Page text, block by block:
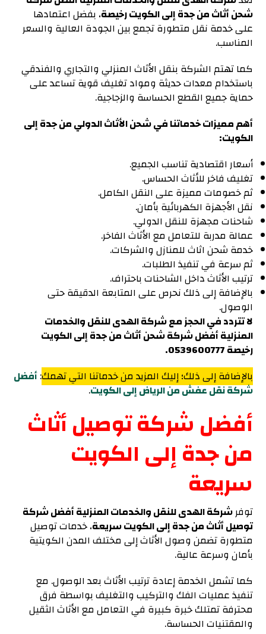
شحن أثاث من جدة إلى الكويت رخيصة، بفضل اعتمادها
على خدمة نقل متطورة تجمع بين الجودة العالية والسعر
المناسب.
كما تهتم الشركة بنقل الأثاث المنزلي والتجاري والفندقي
باستخدام معدات حديثة ومواد تغليف قوية تساعد على
حماية جميع القطع الحساسة والزجاجية.
أهم مميزات خدماتنا في شحن الأثاث الدولي من جدة إلى
الكويت:
أسعار اقتصادية تناسب الجميع.
تغليف فاخر للأثاث الحساس.
ثم خصومات مميزة على النقل الكامل.
نقل الأجهزة الكهربائية بأمان.
شاحنات مجهزة للنقل الدولي.
عمالة مدربة للتعامل مع الأثاث الفاخر.
خدمة شحن اثاث للمنازل والشركات.
ثم سرعة في تنفيذ الطلبات.
ترتيب الأثاث داخل الشاحنات باحتراف.
بالإضافة إلى ذلك نحرص على المتابعة الدقيقة حتى
الوصول.
لا تتردد في الحجز مع شركة الهدى للنقل والخدمات
المنزلية أفضل شركة شحن أثاث من جدة إلى الكويت
رخيصة 0539600777.
بالإضافة إلى ذلك؛ إليك المزيد من خدماتنا التي تهمك:أفضل
شركة نقل عفش من الرياض إلى الكويت.
أفضل شركة توصيل أثاث
من جدة إلى الكويت
سريعة
توفرشركة الهدى للنقل والخدمات المنزلية أفضل شركة
توصيل أثاث من جدة إلى الكويت سريعة، خدمات توصيل
متطورة تضمن وصول الأثاث إلى مختلف المدن الكويتية
بأمان وسرعة عالية.
كما تشمل الخدمة إعادة ترتيب الأثاث بعد الوصول. مع
تنفيذ عمليات الفك والتركيب والتغليف بواسطة فرق
محترفة تمتلك خبرة كبيرة في التعامل مع الأثاث الثقيل
والمقتنيات الحساسة.